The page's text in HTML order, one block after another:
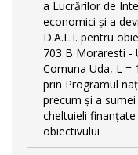
a Lucrărilor de
economici și a
D.A.L.I. pentru
703 B Moraresti -
Comuna Uda, L =
prin Programul
precum și a
cheltuieli
obiectivului